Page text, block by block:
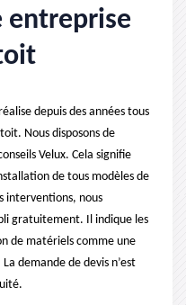
entreprise
depuis des années tous
Nous disposons de
Velux. Cela signifie
de tous modèles de
interventions, nous
gratuitement. Il indique les
de matériels comme une
demande de devis n’est